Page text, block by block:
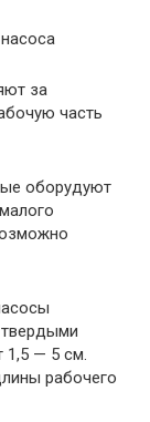
за
часть
оборудуют
1,5 — 5 см.
рабочего